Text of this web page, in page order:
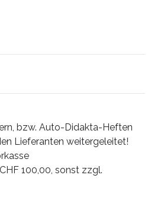
bzw. Auto-Didakta-Heften
Lieferanten weitergeleitet!
100,00, sonst zzgl.